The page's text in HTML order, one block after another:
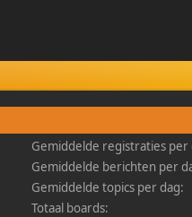
Gemiddelde registraties per
Gemiddelde berichten per
Gemiddelde topics per dag:
Totaal boards: